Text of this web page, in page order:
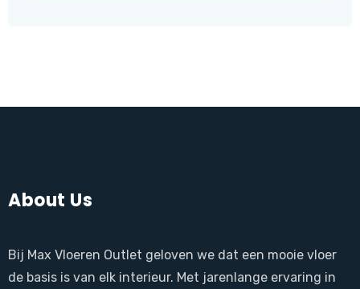
About Us
Bij Max Vloeren Outlet geloven we dat een mooie vloer
de basis is van elk interieur. Met jarenlange ervaring in